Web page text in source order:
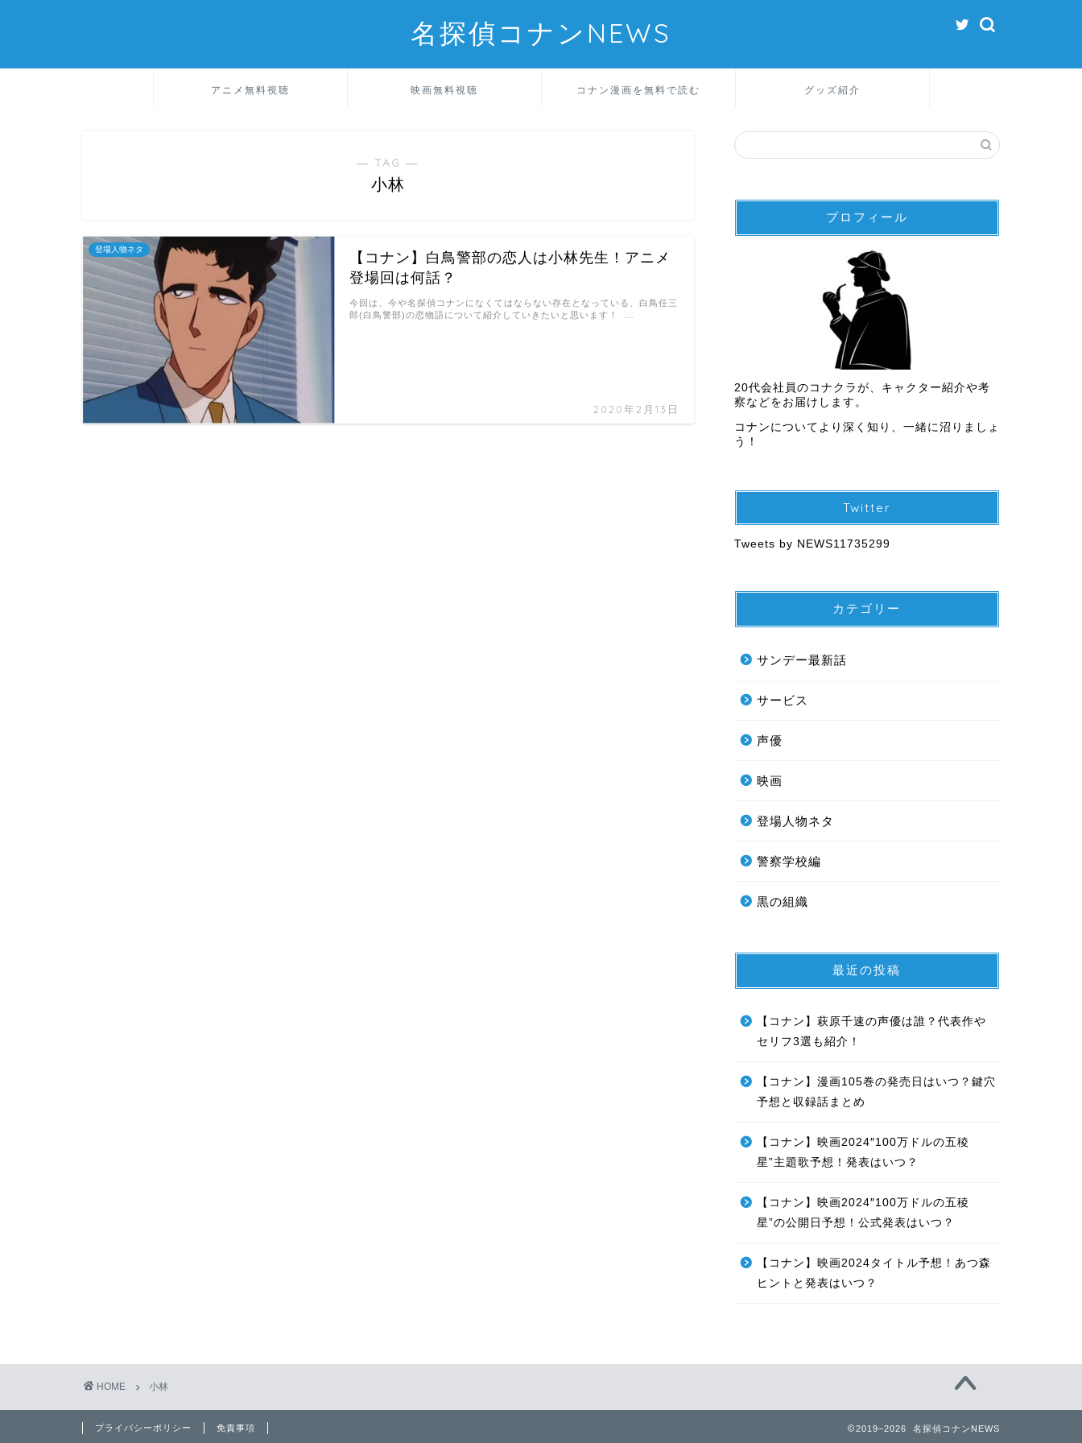
名探偵コナンNEWS
アニメ無料視聴 映画無料視聴 コナン漫画を無料で読む グッズ紹介
― TAG ―
小林
登場人物ネタ
【コナン】白鳥警部の恋人は小林先生！アニメ
登場回は何話？
2020年2月13日
今回は、今や名探偵コナンになくてはならない存在となっている、白鳥任三
郎(白鳥警部)の恋物語について紹介していきたいと思います！ …
プロフィール
20代会社員のコナクラが、キャクター紹介や考
察などをお届けします。
コナンについてより深く知り、一緒に沼りましょ
う！
Twitter
Tweets by NEWS11735299
カテゴリー
サンデー最新話
サービス
声優
映画
登場人物ネタ
警察学校編
黒の組織
最近の投稿
【コナン】萩原千速の声優は誰？代表作や
セリフ3選も紹介！
【コナン】漫画105巻の発売日はいつ？鍵穴
予想と収録話まとめ
【コナン】映画2024″100万ドルの五稜
星”主題歌予想！発表はいつ？
【コナン】映画2024″100万ドルの五稜
星”の公開日予想！公式発表はいつ？
【コナン】映画2024タイトル予想！あつ森
ヒントと発表はいつ？
HOME 小林
プライバシーポリシー 免責事項 2019–2026 名探偵コナンNEWS